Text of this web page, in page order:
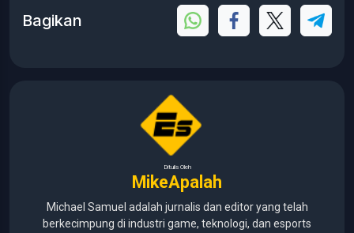
Bagikan
Ditulis Oleh
MikeApalah
Michael Samuel adalah jurnalis dan editor yang telah
berkecimpung di industri game, teknologi, dan esports